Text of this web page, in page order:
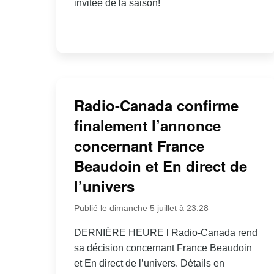
invitée de la saison!
Radio-Canada confirme
finalement l’annonce
concernant France
Beaudoin et En direct de
l’univers
Publié le dimanche 5 juillet à 23:28
DERNIÈRE HEURE l Radio-Canada rend
sa décision concernant France Beaudoin
et En direct de l’univers. Détails en